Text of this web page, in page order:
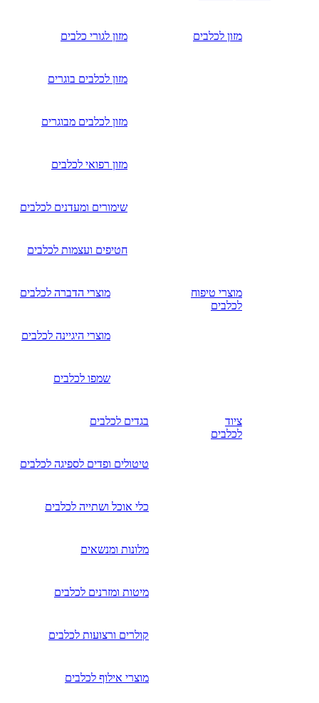
מזון לכלבים מזון לגורי כלבים
מזון לכלבים בוגרים
מזון לכלבים מבוגרים
מזון רפואי לכלבים
שימורים ומעדנים לכלבים
חטיפים ועצמות לכלבים
מוצרי טיפוח
לכלבים
מוצרי הדברה לכלבים
מוצרי היגיינה לכלבים
שמפו לכלבים
ציוד
לכלבים
בגדים לכלבים
טיטולים ופדים לספיגה לכלבים
כלי אוכל ושתייה לכלבים
מלונות ומנשאים
מיטות ומזרנים לכלבים
קולרים ורצועות לכלבים
מוצרי אילוף לכלבים